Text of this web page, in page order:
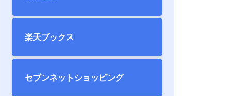
楽天ブックス
セブンネット ショッピング